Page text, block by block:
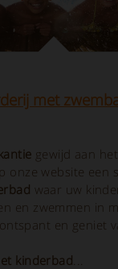
met
gewijd aan
onze website een
waar uw
en zwemmen in
en geniet
kinderbad